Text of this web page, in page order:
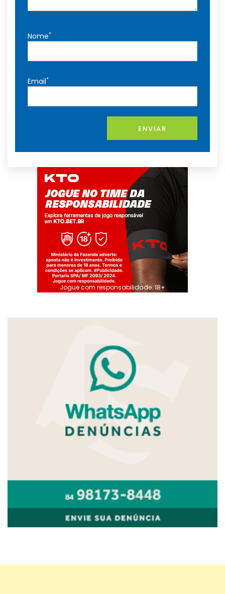
Nome*
Email*
ENVIAR
Jogue com responsabilidade. 18+